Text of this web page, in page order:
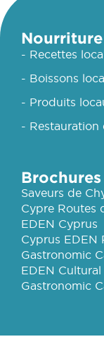
- Recettes
- Boissons
- Produits
- Restauration
Saveurs de
Cypre Routes
EDEN Cyprus
Cyprus EDEN
Gastronomic
EDEN
Gastronomic